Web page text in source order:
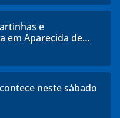
e
em Aparecida de
neste sábado